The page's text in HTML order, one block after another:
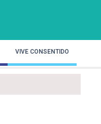
VIVE CONSENTIDO